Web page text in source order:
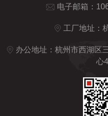
电子邮箱：
工厂地址：
办公地址：杭州市西湖区
心